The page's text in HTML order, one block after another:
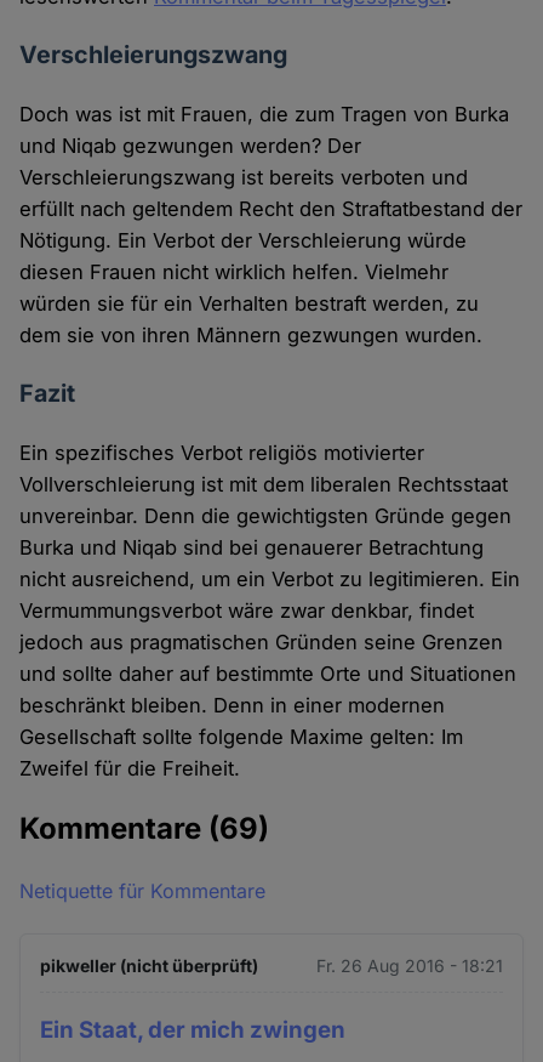
Verschleierungszwang
Doch was ist mit Frauen, die zum Tragen von Burka
und Niqab gezwungen werden? Der
Verschleierungszwang ist bereits verboten und
erfüllt nach geltendem Recht den Straftatbestand der
Nötigung. Ein Verbot der Verschleierung würde
diesen Frauen nicht wirklich helfen. Vielmehr
würden sie für ein Verhalten bestraft werden, zu
dem sie von ihren Männern gezwungen wurden.
Fazit
Ein spezifisches Verbot religiös motivierter
Vollverschleierung ist mit dem liberalen Rechtsstaat
unvereinbar. Denn die gewichtigsten Gründe gegen
Burka und Niqab sind bei genauerer Betrachtung
nicht ausreichend, um ein Verbot zu legitimieren. Ein
Vermummungsverbot wäre zwar denkbar, findet
jedoch aus pragmatischen Gründen seine Grenzen
und sollte daher auf bestimmte Orte und Situationen
beschränkt bleiben. Denn in einer modernen
Gesellschaft sollte folgende Maxime gelten: Im
Zweifel für die Freiheit.
Kommentare (69)
Netiquette für Kommentare
pikweller (nicht überprüft) Fr. 26 Aug 2016 - 18:21
Ein Staat, der mich zwingen